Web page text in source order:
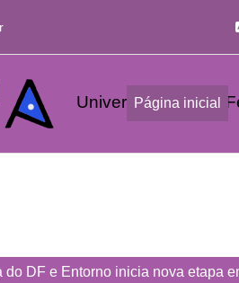
Universidade Livre
Página inicial
do DF e Entorno inicia nova etapa